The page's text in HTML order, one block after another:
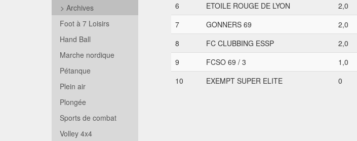
> Archives
Foot à 7 Loisirs
Hand Ball
Marche nordique
Pétanque
Plein air
Plongée
Sports de combat
Volley 4x4
6
ETOILE ROUGE DE LYON 2,0
7
GONNERS 69 2,0
8
FC CLUBBING ESSP 2,0
9
FCSO 69 / 3 1,0
10
EXEMPT SUPER ELITE 0